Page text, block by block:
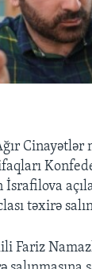
təxirə
Fariz